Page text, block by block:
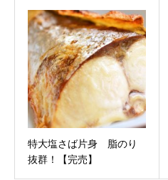
特大塩さば片身 脂のり
抜群！【完売】